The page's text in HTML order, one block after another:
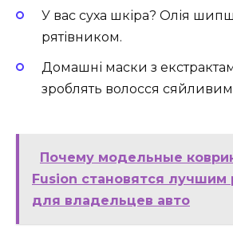
У вас суха шкіра? Олія
рятівником.
Домашні маски з
зроблять волосся
Почему модельные
Fusion становятся
для владельцев авто